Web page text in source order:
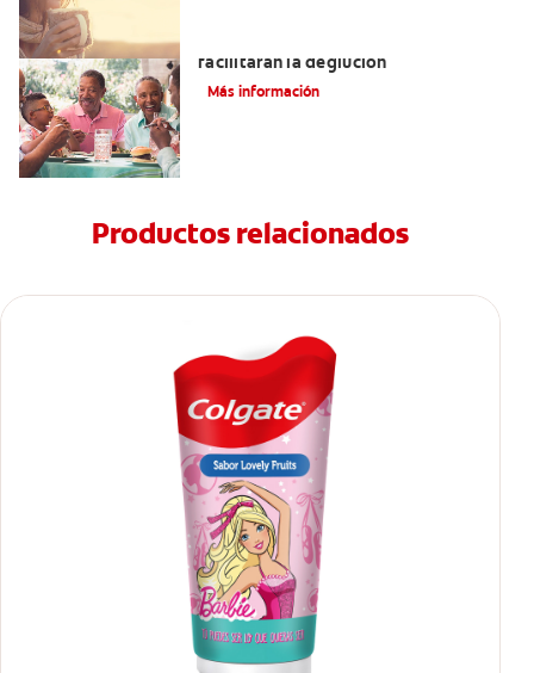
facilitarán la deglución
Más información
Productos relacionados